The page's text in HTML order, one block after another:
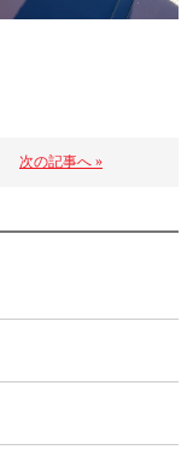
次の記事へ »